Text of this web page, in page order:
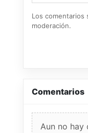
Los comentarios
moderación.
Comentarios
Aun no hay